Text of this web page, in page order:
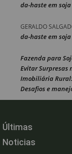
da-haste em soja
GERALDO
da-haste em soja
Fazenda para
Evitar Surpresas
Imobiliária
Desafios e
Últimas
Noticias